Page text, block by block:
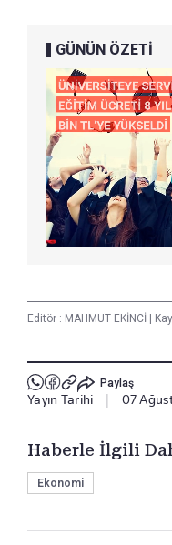
GÜNÜN ÖZETİ
Editör : MAHMUT EKİNCİ |
Paylaş
Yayın Tarihi | 07
Haberle İlgili
Ekonomi